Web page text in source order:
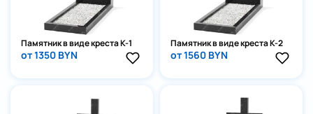
Памятник в виде креста К-1
от 1350 BYN
Памятник в виде креста К-2
от 1560 BYN